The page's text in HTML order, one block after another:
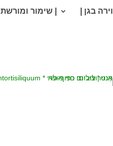
בגן | | שימור ומורשת |